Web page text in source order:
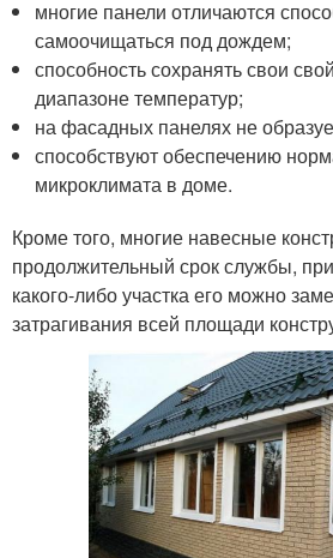
многие панели отличаются
самоочищаться под дождем;
способность сохранять свои
диапазоне температур;
на фасадных панелях не
способствуют обеспечению
микроклимата в доме.
Кроме того, многие навесные
продолжительный срок службы,
какого-либо участка его можно
затрагивания всей площади